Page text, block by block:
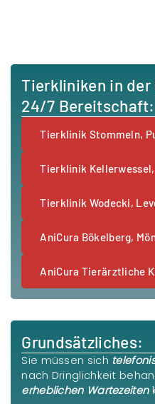
Tierkliniken in
24/7 Bereitschaft:
Tierklinik Stommeln,
Tierklinik
Tierklinik Wodecki,
AniCura Bökelberg,
AniCura Tierärztliche
Grundsätzliches:
Sie müssen sich
nach Dringlichkeit
erheblichen Wartezeiten